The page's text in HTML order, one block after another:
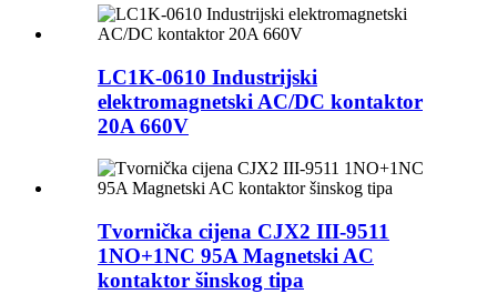
LC1K-0610 Industrijski
elektromagnetski AC/DC kontaktor
20A 660V
Tvornička cijena CJX2 III-9511
1NO+1NC 95A Magnetski AC
kontaktor šinskog tipa